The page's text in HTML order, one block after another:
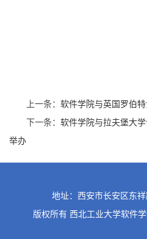
上一条： 软件学院与英国罗伯
下一条： 软件学院与拉夫堡大
举办
地址：西安市长安区东
版权所有 西北工业大学软件